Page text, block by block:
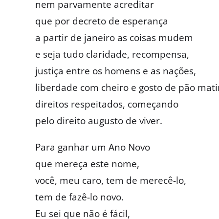
nem parvamente acreditar
que por decreto de esperança
a partir de janeiro as coisas mudem
e seja tudo claridade, recompensa,
justiça entre os homens e as nações,
liberdade com cheiro e gosto de pão
direitos respeitados, começando
pelo direito augusto de viver.
Para ganhar um Ano Novo
que mereça este nome,
você, meu caro, tem de merecê-lo,
tem de fazê-lo novo.
Eu sei que não é fácil,